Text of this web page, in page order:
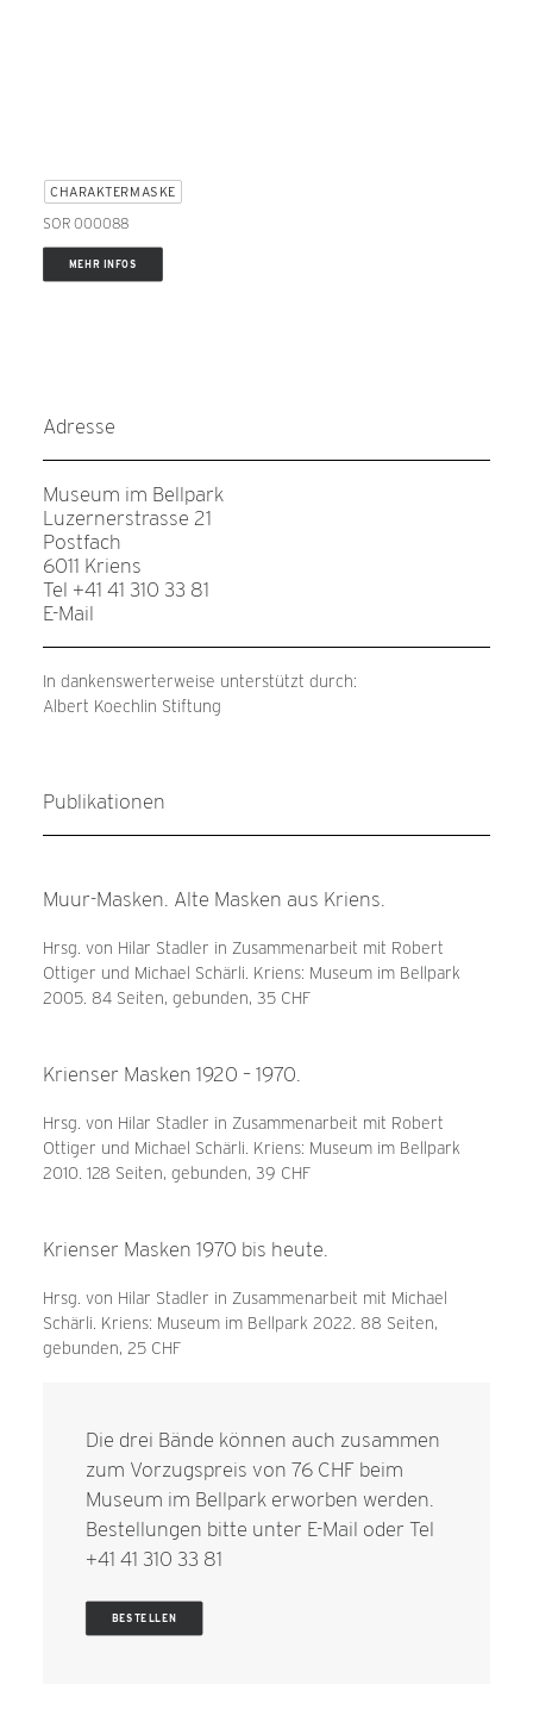
CHARAKTERMASKE
SOR 000088
MEHR INFOS
Adresse
Museum im Bellpark
Luzernerstrasse 21
Postfach
6011 Kriens
Tel +41 41 310 33 81
E-Mail
In dankenswerterweise unterstützt durch:
Albert Koechlin Stiftung
Publikationen
Muur-Masken. Alte Masken aus Kriens.
Hrsg. von Hilar Stadler in Zusammenarbeit mit Robert
Ottiger und Michael Schärli. Kriens: Museum im Bellpark
2005. 84 Seiten, gebunden, 35 CHF
Krienser Masken 1920 – 1970.
Hrsg. von Hilar Stadler in Zusammenarbeit mit Robert
Ottiger und Michael Schärli. Kriens: Museum im Bellpark
2010. 128 Seiten, gebunden, 39 CHF
Krienser Masken 1970 bis heute.
Hrsg. von Hilar Stadler in Zusammenarbeit mit Michael
Schärli. Kriens: Museum im Bellpark 2022. 88 Seiten,
gebunden, 25 CHF
Die drei Bände können auch zusammen
zum Vorzugspreis von 76 CHF beim
Museum im Bellpark erworben werden.
Bestellungen bitte unter E-Mail oder Tel
+41 41 310 33 81
BESTELLEN